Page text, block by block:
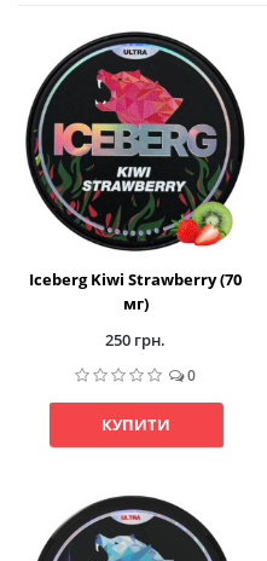
Iceberg Kiwi Strawberry (70
мг)
250 грн.
0
КУПИТИ